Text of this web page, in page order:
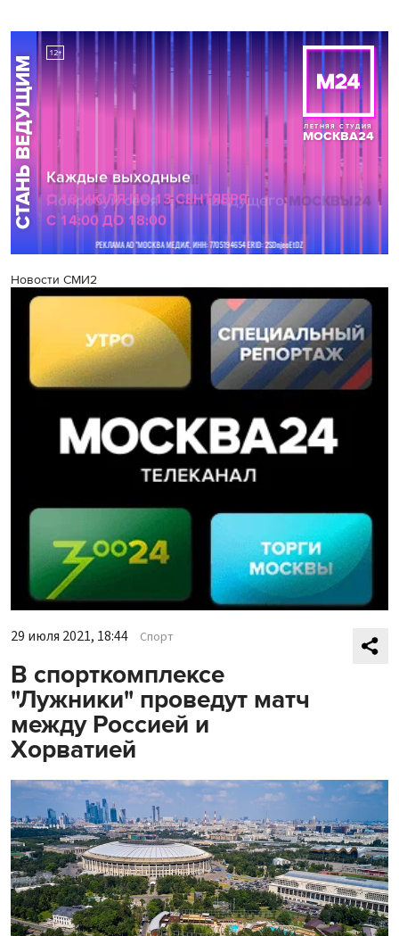
Новости СМИ2
29 июля 2021, 18:44 Спорт
В спорткомплексе
"Лужники" проведут матч
между Россией и
Хорватией